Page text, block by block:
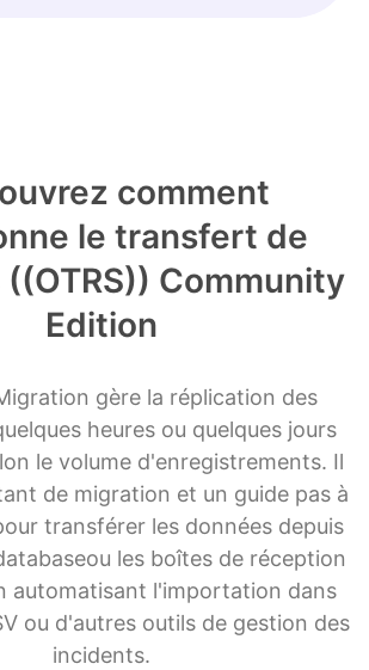
comment
le transfert de
Community
Edition
gère la réplication des
heures ou quelques jours
le volume d'enregistrements. Il
de migration et un guide pas à
transférer les données depuis
les boîtes de réception
automatisant l'importation dans
ou d'autres outils de gestion des
incidents.